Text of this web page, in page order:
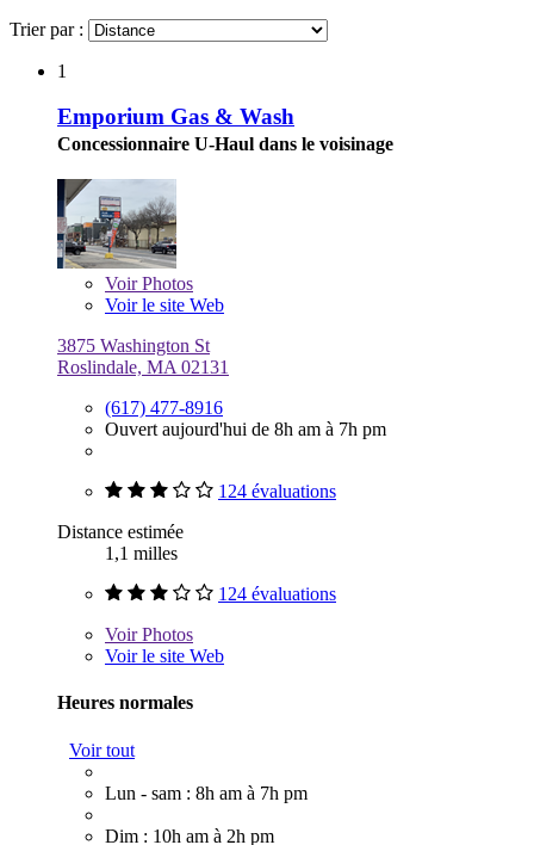
Trier par :
1
Emporium Gas & Wash
Concessionnaire U-Haul dans le voisinage
VoirPhotos
Voir le site Web
3875 Washington St
Roslindale, MA 02131
(617) 477-8916
Ouvert aujourd'hui de 8h am à 7h pm
124 évaluations
Distance estimée
1,1 milles
124 évaluations
VoirPhotos
Voir le site Web
Heures normales
Voir tout
Lun - sam : 8h am à 7h pm
Dim : 10h am à 2h pm